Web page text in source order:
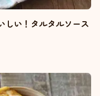
しい！タルタルソース